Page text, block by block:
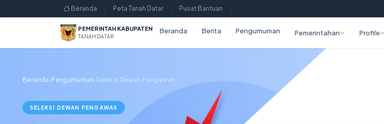
Beranda Peta Tanah Datar Pusat Bantuan
PEMERINTAH KABUPATEN
TANAH DATAR
Beranda Berita Pengumuman Pemerintahan Profile
Beranda ›Pengumuman› Seleksi Dewan Pengawas
SELEKSI DEWAN PENGAWAS